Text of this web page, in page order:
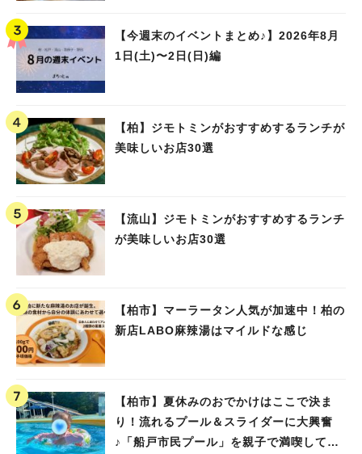
【今週末のイベントまとめ♪】2026年8月
1日(土)〜2日(日)編
【柏】ジモトミンがおすすめするランチが
美味しいお店30選
【流山】ジモトミンがおすすめするランチ
が美味しいお店30選
【柏市】マーラータン人気が加速中！柏の
新店LABO麻辣湯はマイルドな感じ
【柏市】夏休みのおでかけはここで決ま
り！流れるプール＆スライダーに大興奮
♪「船戸市民プール」を親子で満喫してき